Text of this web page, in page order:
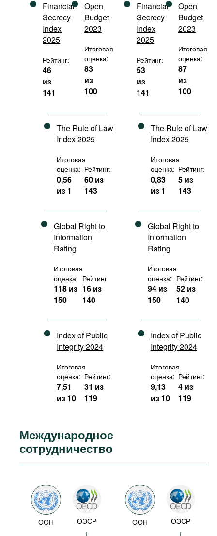
Financial
Secrecy
Index
2025
Рейтинг:
46
из
141
Open
Budget
2023
Итоговая
оценка:
83
из
100
The Rule of Law
Index 2025
Итоговая
оценка:
0,56
из 1
Рейтинг:
60 из
143
Global Right to
Information
Rating
Итоговая
оценка:
118 из
150
Рейтинг:
16 из
140
Index of Public
Integrity 2024
Итоговая
оценка:
7,51
из 10
Рейтинг:
31 из
119
Financial
Secrecy
Index
2025
Рейтинг:
53
из
141
Open
Budget
2023
Итоговая
оценка:
87
из
100
The Rule of Law
Index 2025
Итоговая
оценка:
0,83
из 1
Рейтинг:
5 из
143
Global Right to
Information
Rating
Итоговая
оценка:
94 из
150
Рейтинг:
52 из
140
Index of Public
Integrity 2024
Итоговая
оценка:
9,13
из 10
Рейтинг:
4 из
119
Международное
сотрудничество
ООН ОЭСР ООН ОЭСР